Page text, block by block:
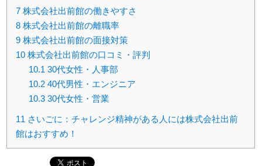
7 株式会社出前館の働きやすさ
8 株式会社出前館の離職率
9 株式会社出前館の面接対策
10 株式会社出前館の口コミ・評判
10.1 30代女性・人事部
10.2 40代男性・エンジニア
10.3 30代女性・営業
11 さいごに：チャレンジ精神がある人には株式会社出前
館はおすすめ！